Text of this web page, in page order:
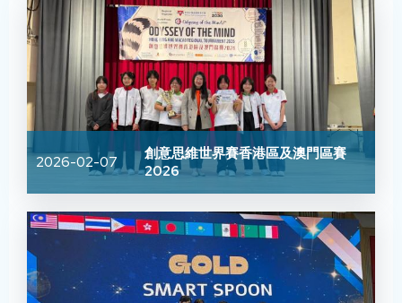
2026-02-07
創意思維世界賽香港區及澳門區賽
2026